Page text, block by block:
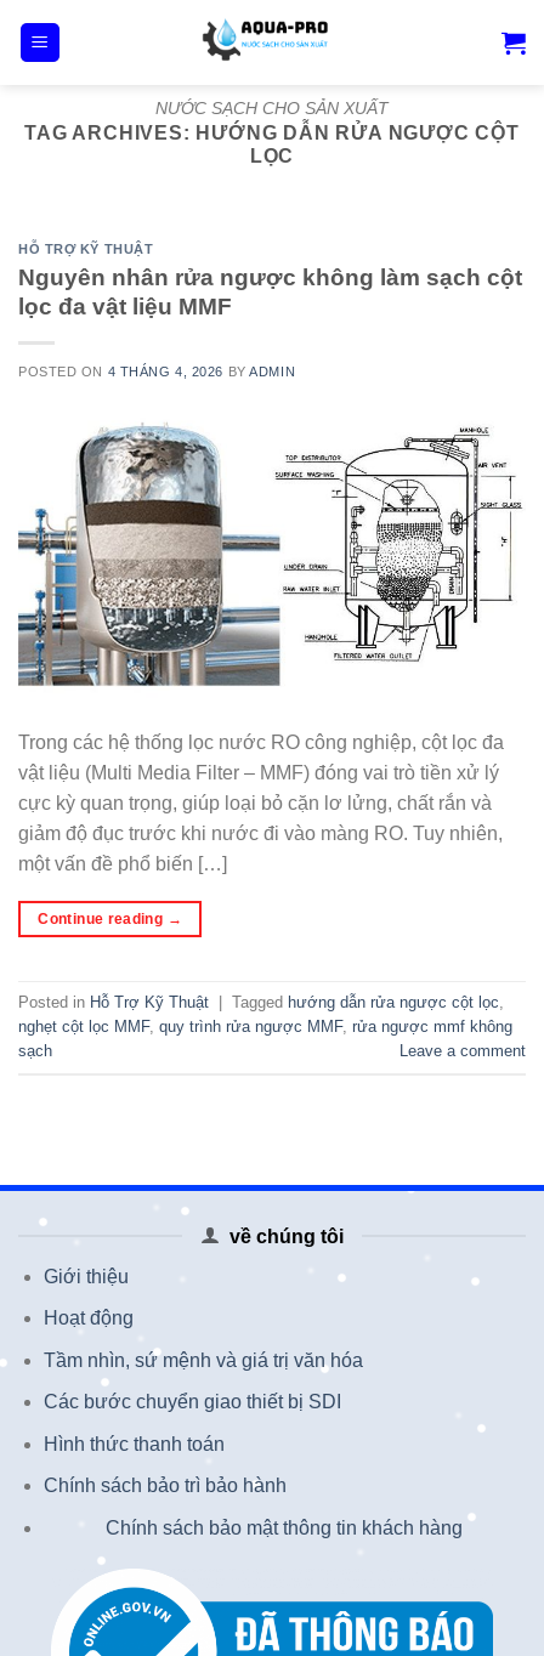
NƯỚC SẠCH CHO SẢN XUẤT
TAG ARCHIVES: HƯỚNG DẪN RỬA NGƯỢC CỘT
LỌC
HỖ TRỢ KỸ THUẬT
Nguyên nhân rửa ngược không làm sạch cột
lọc đa vật liệu MMF
POSTED ON 4 THÁNG 4, 2026 BYADMIN
Trong các hệ thống lọc nước RO công nghiệp, cột lọc đa
vật liệu (Multi Media Filter – MMF) đóng vai trò tiền xử lý
cực kỳ quan trọng, giúp loại bỏ cặn lơ lửng, chất rắn và
giảm độ đục trước khi nước đi vào màng RO. Tuy nhiên,
một vấn đề phổ biến […]
Continue reading →
Posted in Hỗ Trợ Kỹ Thuật Tagged hướng dẫn rửa ngược cột lọc
nghẹt cột lọc MMF, quy trình rửa ngược MMF, rửa ngược mmf không
sạch
Leave a comment
về chúng tôi
Giới thiệu
Hoạt động
Tầm nhìn, sứ mệnh và giá trị văn hóa
Các bước chuyển giao thiết bị SDI
Hình thức thanh toán
Chính sách bảo trì bảo hành
Chính sách bảo mật thông tin khách hàng